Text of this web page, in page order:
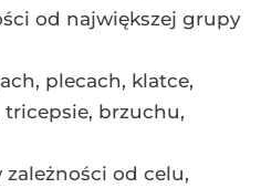
od największej grupy
plecach, klatce,
tricepsie, brzuchu,
od celu,